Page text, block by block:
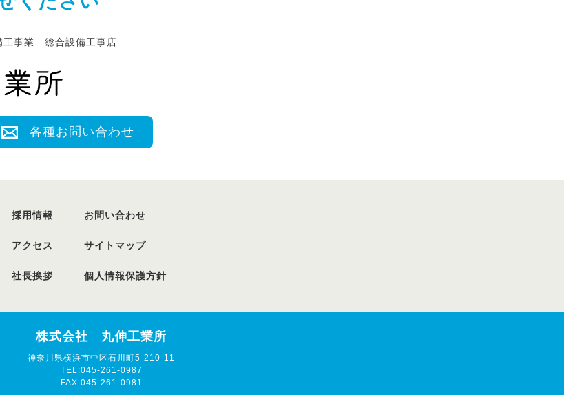
工事業 総合設備工事店
各種お問い合わせ
採用情報
アクセス
社長挨拶
お問い合わせ
サイトマップ
個人情報保護方針
株式会社 丸伸工業所
神奈川県横浜市中区石川町5-210-11
TEL:045-261-0987
FAX:045-261-0981